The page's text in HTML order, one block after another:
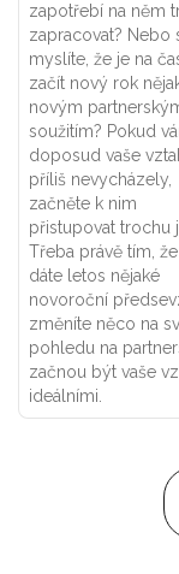
zapotřebí na něm
zapracovat? Nebo
myslíte, že je na
začít nový rok
novým
soužitím? Pokud
doposud vaše
příliš nevycházely,
začněte k nim
přistupovat trochu
Třeba právě tím,
dáte letos nějaké
novoroční
změníte něco na
pohledu na
začnou být vaše
ideálními.